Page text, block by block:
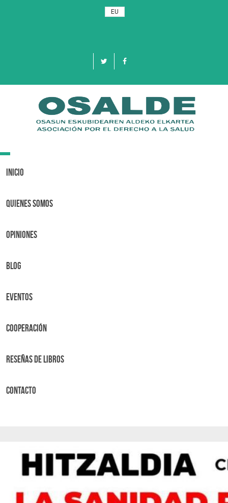
EU
Toggle
Inicio
Quienes Somos
OPINIONES
BLOG
Eventos
Cooperación
Reseñas de libros
Contacto